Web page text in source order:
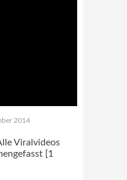
2014
Viralvideos
[1